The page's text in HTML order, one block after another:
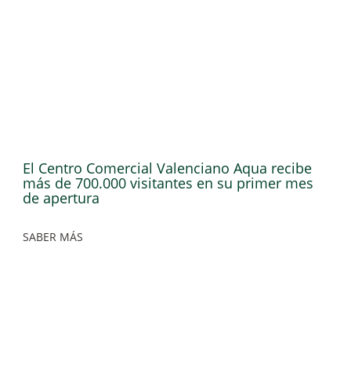
El Centro Comercial Valenciano Aqua recibe
más de 700.000 visitantes en su primer mes
de apertura
SABER MÁS